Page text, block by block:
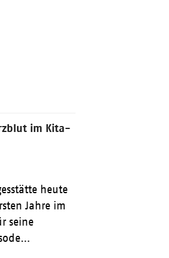
im Kita-
heute
Jahre im
seine